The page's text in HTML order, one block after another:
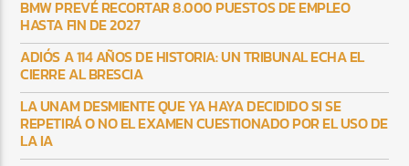
BMW PREVÉ RECORTAR 8.000 PUESTOS DE EMPLEO
HASTA FIN DE 2027
ADIÓS A 114 AÑOS DE HISTORIA: UN TRIBUNAL ECHA EL
CIERRE AL BRESCIA
LA UNAM DESMIENTE QUE YA HAYA DECIDIDO SI SE
REPETIRÁ O NO EL EXAMEN CUESTIONADO POR EL USO DE
LA IA